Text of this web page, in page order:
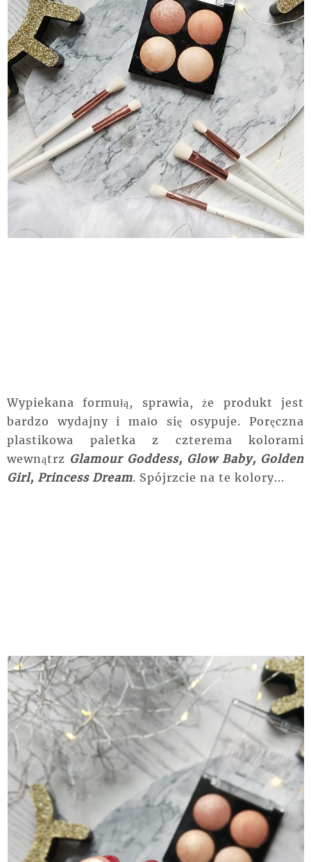
Wypiekana formułą, sprawia, że produkt jest
bardzo wydajny i mało się osypuje. Poręczna
plastikowa paletka z czterema kolorami
wewnątrz Glamour Goddess, Glow Baby, Golden
Girl, Princess Dream. Spójrzcie na te kolory...